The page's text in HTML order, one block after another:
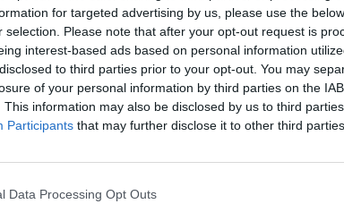
for targeted advertising by us, please use the
selection. Please note that after your opt-out request is
interest-based ads based on personal information
to third parties prior to your opt-out. You may
of your personal information by third parties on the
This information may also be disclosed by us to third
Participants that may further disclose it to other third parties.
Data Processing Opt Outs
diFantacalcio TVdel martedì!
campioncino che deciderete voi in chat.
37ª giornatae del rendimento di alcuni